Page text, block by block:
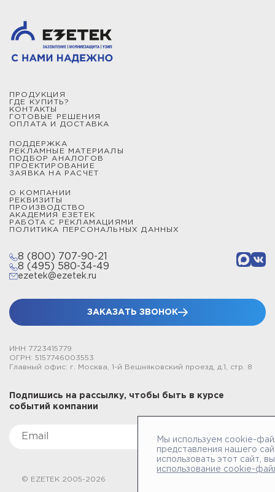
ПРОДУКЦИЯ
ГДЕ КУПИТЬ?
КОНТАКТЫ
ГОТОВЫЕ РЕШЕНИЯ
ОПЛАТА И ДОСТАВКА
ПОДДЕРЖКА
РЕКЛАМНЫЕ МАТЕРИАЛЫ
ПОДБОР АНАЛОГОВ
ПРОЕКТИРОВАНИЕ
ЗАЯВКА НА РАСЧЕТ
О КОМПАНИИ
РЕКВИЗИТЫ
ПРОИЗВОДСТВО
АКАДЕМИЯ ЕЗЕТЕК
РАБОТА С РЕКЛАМАЦИЯМИ
ПОЛИТИКА ПЕРСОНАЛЬНЫХ ДАННЫХ
8 (800) 707-90-21
8 (495) 580-34-49
ezetek@ezetek.ru
ЗАКАЗАТЬ ЗВОНОК
ИНН 7723415779
ОГРН: 5157746003553
Главный офис: г. Москва, 1-й Вешняковский проезд, д.1, стр. 8
Подпишись на рассылку, чтобы быть в курсе
событий компании
© EZETEK 2005-2026
Мы используем cookie-
представления нашего
использовать этот сайт,
использование cookie-